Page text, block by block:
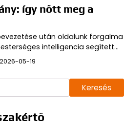
így nőtt meg a
után oldalunk forgalma
intelligencia segített…
2026-05-19
Keresés